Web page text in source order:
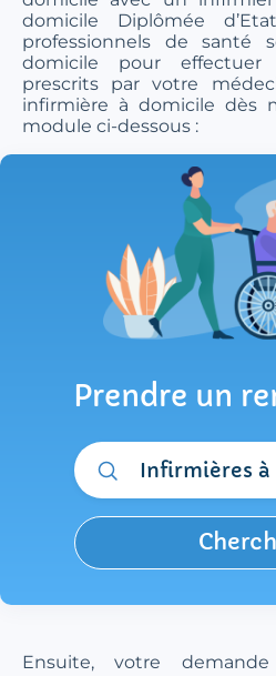
domicile Diplômée
professionnels de santé
domicile pour
prescrits par votre
infirmière à domicile dès
module ci-dessous :
Prendre un
Infirmières
Ensuite, votre